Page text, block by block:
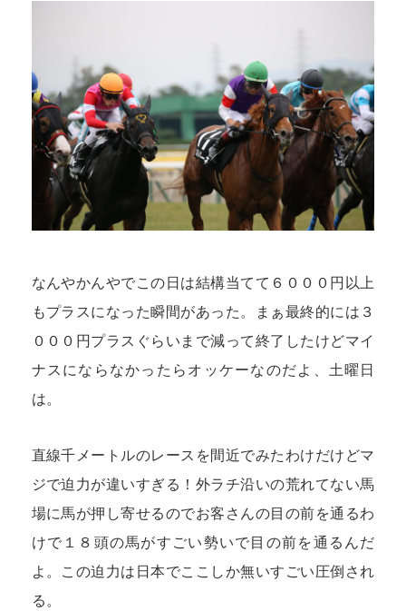
なんやかんやでこの日は結構当てて６０００円以上
もプラスになった瞬間があった。まぁ最終的には３
０００円プラスぐらいまで減って終了したけどマイ
ナスにならなかったらオッケーなのだよ、土曜日
は。
直線千メートルのレースを間近でみたわけだけどマ
ジで迫力が違いすぎる！外ラチ沿いの荒れてない馬
場に馬が押し寄せるのでお客さんの目の前を通るわ
けで１８頭の馬がすごい勢いで目の前を通るんだ
よ。この迫力は日本でここしか無いすごい圧倒され
る。